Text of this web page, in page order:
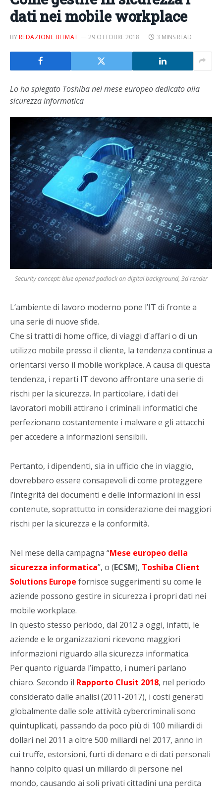
dati nei mobile workplace
BYREDAZIONE BITMAT 29 OTTOBRE 2018 3 MINS READ
Lo ha spiegato Toshiba nel mese europeo dedicato alla
sicurezza informatica
Security concept: blue opened padlock on digital background, 3d render
L’ambiente di lavoro moderno pone l’IT di fronte a
una serie di nuove sfide.
Che si tratti di home office, di viaggi d'affari o di un
utilizzo mobile presso il cliente, la tendenza continua a
orientarsi verso il mobile workplace. A causa di questa
tendenza, i reparti IT devono affrontare una serie di
rischi per la sicurezza. In particolare, i dati dei
lavoratori mobili attirano i criminali informatici che
perfezionano costantemente i malware e gli attacchi
per accedere a informazioni sensibili.
Pertanto, i dipendenti, sia in ufficio che in viaggio,
dovrebbero essere consapevoli di come proteggere
l’integrità dei documenti e delle informazioni in essi
contenute, soprattutto in considerazione dei maggiori
rischi per la sicurezza e la conformità.
Nel mese della campagna “Mese europeo della
sicurezza informatica”, o (ECSM), Toshiba Client
Solutions Europe fornisce suggerimenti su come le
aziende possono gestire in sicurezza i propri dati nei
mobile workplace.
In questo stesso periodo, dal 2012 a oggi, infatti, le
aziende e le organizzazioni ricevono maggiori
informazioni riguardo alla sicurezza informatica.
Per quanto riguarda l’impatto, i numeri parlano
chiaro. Secondo il Rapporto Clusit 2018, nel periodo
considerato dalle analisi (2011-2017), i costi generati
globalmente dalle sole attività cybercriminali sono
quintuplicati, passando da poco più di 100 miliardi di
dollari nel 2011 a oltre 500 miliardi nel 2017, anno in
cui truffe, estorsioni, furti di denaro e di dati personali
hanno colpito quasi un miliardo di persone nel
mondo, causando ai soli privati cittadini una perdita